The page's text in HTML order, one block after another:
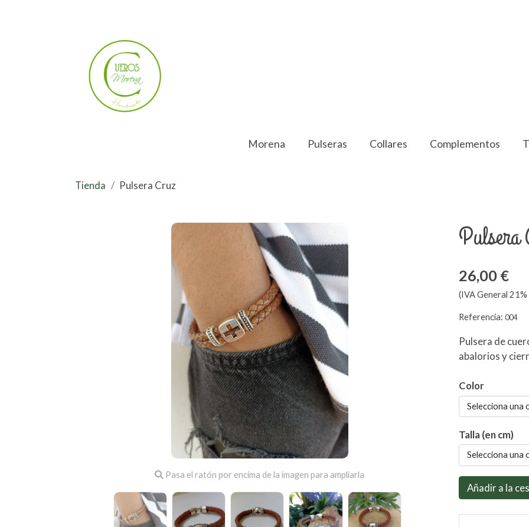
Morena Pulseras Collares Complementos
Tienda Pulsera Cruz
Pasa el ratón por encima de la imagen para ampliarla
Pulsera
26,00 €
(IVA General 21%
Referencia:004
Pulsera de
abalorios y
Color
Selecciona una
Talla (en cm)
Selecciona una
Añadir a la